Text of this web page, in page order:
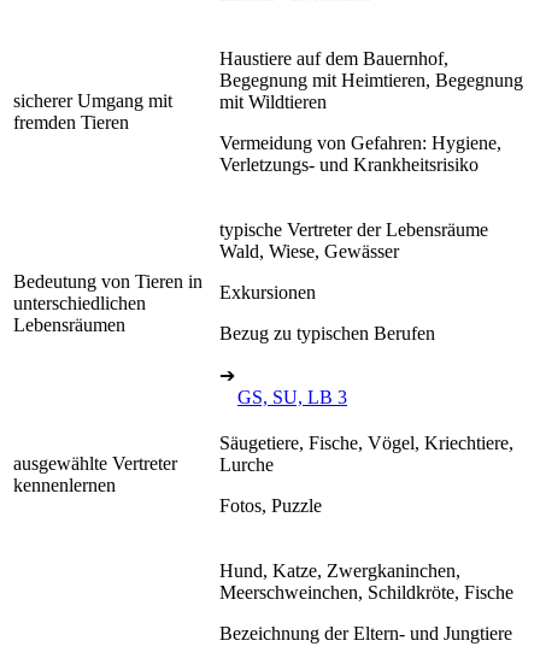
sicherer Umgang mit
fremden Tieren
Haustiere auf dem Bauernhof,
Begegnung mit Heimtieren, Begegnung
mit Wildtieren
Vermeidung von Gefahren: Hygiene,
Verletzungs- und Krankheitsrisiko
Bedeutung von Tieren in
unterschiedlichen
Lebensräumen
typische Vertreter der Lebensräume
Wald, Wiese, Gewässer
Exkursionen
Bezug zu typischen Berufen
➔
GS, SU, LB 3
ausgewählte Vertreter
kennenlernen
Säugetiere, Fische, Vögel, Kriechtiere,
Lurche
Fotos, Puzzle
Hund, Katze, Zwergkaninchen,
Meerschweinchen, Schildkröte, Fische
Bezeichnung der Eltern- und Jungtiere